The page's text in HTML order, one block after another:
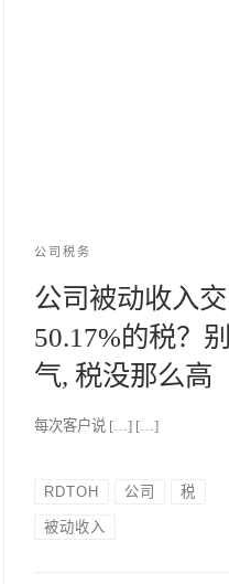
公司税务
公司被动收入交
50.17%的税？别
气, 税没那么高
每次客户说 […] […]
RDTOH 公司 税
被动收入